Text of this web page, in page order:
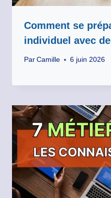
Comment se
individuel avec
Par Camille 6 juin 2026